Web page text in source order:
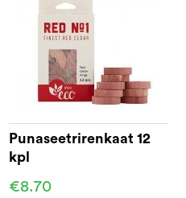
Punaseetrirenkaat 12
kpl
€8.70